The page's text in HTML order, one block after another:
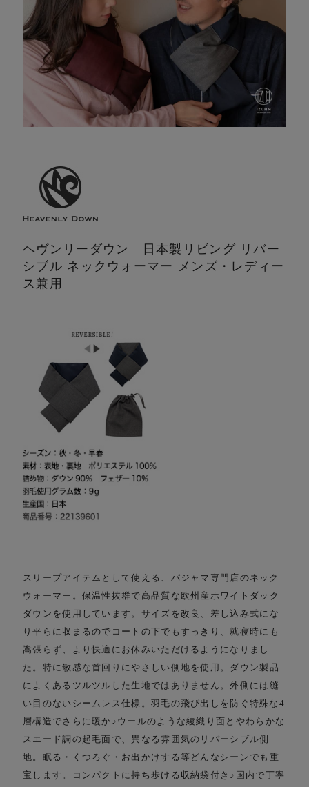
ヘヴンリーダウン 日本製 リビング リバー
シブル ネックウォーマー メンズ・レディー
ス兼用
スリープアイテムとして使える、パジャマ専門店のネック
ウォーマー。 保温性抜群で高品質な欧州産ホワイトダック
ダウンを使用しています。 サイズを改良、差し込み式にな
り平らに収まるのでコートの下でもすっきり、就寝時にも
嵩張らず、より快適にお休みいただけるようになりまし
た。 特に敏感な首回りにやさしい側地を使用。ダウン製品
によくあるツルツルした生地ではありません。外側には縫
い目のないシームレス仕様。羽毛の飛び出しを防ぐ特殊な4
層構造でさらに暖か♪ ウールのような綾織り面とやわらかな
スエード調の起毛面で、異なる雰囲気のリバーシブル側
地。 眠る・くつろぐ・お出かけする等どんなシーンでも重
宝します。
コンパクトに持ち歩ける収納袋付き♪ 国内で丁寧